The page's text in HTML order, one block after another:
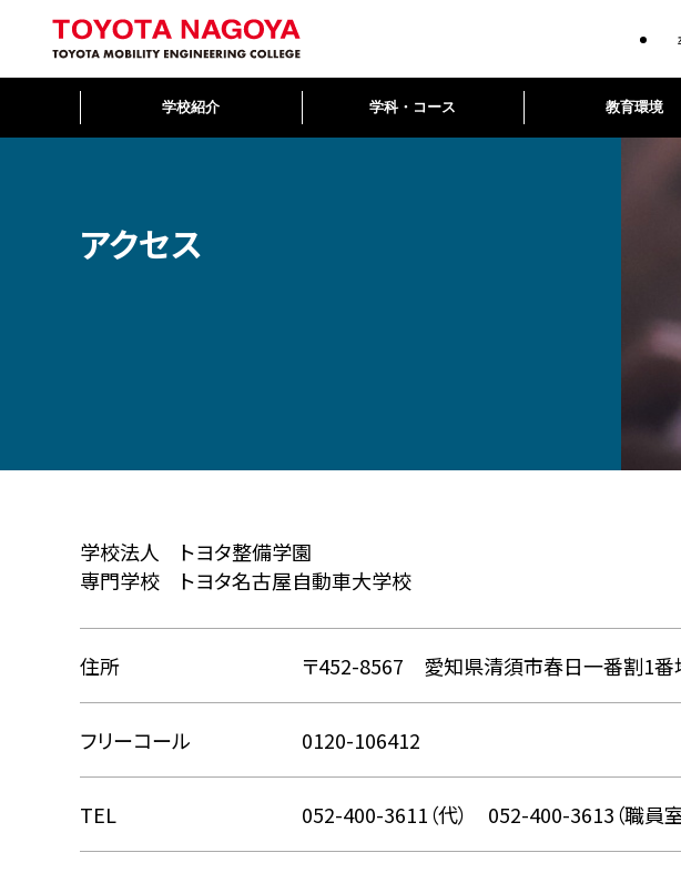
学校紹介 学科・コース 教育環境
大切にしていること
高
キャンパスライ
オープンキャンパス
WEB出願（AO以外）
トップ アクセス
アクセス
学校法人 トヨタ整備学園
専門学校 トヨタ名古屋自動車大学校
住所 〒452-8567 愛知県清須市春日一番割1番
フリーコール 0120-106412
TEL 052-400-3611（代） 052-400-3613（職員室